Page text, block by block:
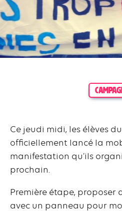
Ce jeudi midi, les élèves
officiellement lancé la
manifestation qu’ils
prochain.
Première étape, proposer
avec un panneau pour